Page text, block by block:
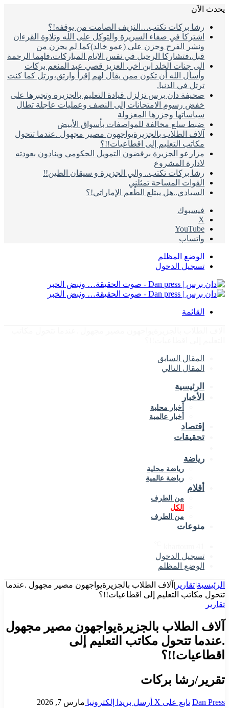
يحدث الاَن
رشا بركات تكتب…النزيف الصامت من يوقفه!؟
اشتركا في صفاء السريرة والتوكل على الله وتلاوة القرءان
ونشر الفرح وحزن على (عمو خالد)كما لم يحزن من
قبل،فتشاركا الرحيل في نفس الايام المباركات،فلهما الرحمة
الى جنات الخلد ابن اخي العزيز قصي عبد المنعم بركات
وأسأل الله أن تكون ممن يقال لهم إقرأ وارتق،ورتل كما كنت
ترتل في الدنيا.
صحيفة دان برس تزلزل قيادة التعليم بالجزيرة وتجبرها على
خفض رسوم الامتحانات إلى النصف وعمليات عاجلة تطال
سياساتها وجزرها المعزولة
ضبط سلع مخالفة للمواصفات بأسواق الأبيض
آلاف الطلاب بالجزيرةيواجهون مصير مجهول .عندما تتحول
مكاتب التعليم إلى اقطاعيات!!؟
مزارعو الجزيرة برفضون التمويل الحكومي وينادون بعودته
لادارة المشروع
رشا بركات تكتب.. والي الجزيرة و سيقان الطين!!
القوات المساحة تمثلني
السيادي..هل يبتلع الطُعم الإماراتي!؟
فيسبوك
‫X
‫YouTube
واتساب
الوضع المظلم
تسجيل الدخول
القائمة
المقال السابق
المقال التالي
الرئيسية
الأخبار
أخبار محلية
أخبار عالمية
إقتصاد
تحقيقات
رياضة
رياضة محلية
رياضة عالمية
أقلام
من الطرف
الكل
من الطرف
منوعات
تسجيل الدخول
الوضع المظلم
الرئيسية|تقارير | آلاف الطلاب بالجزيرةيواجهون مصير مجهول .عندما
تتحول مكاتب التعليم إلى اقطاعيات!!؟
تقارير
آلاف الطلاب بالجزيرةيواجهون مصير مجهول
.عندما تتحول مكاتب التعليم إلى
اقطاعيات!!؟
تقرير/رشا بركات
Dan Press تابع على X أرسل بريدا إلكترونيا مارس 7, 2026